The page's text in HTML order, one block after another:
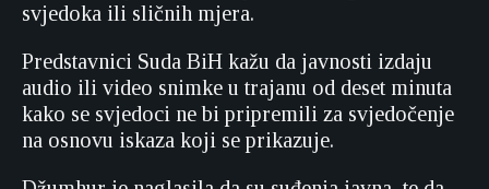
svjedoka ili sličnih mjera.
Predstavnici Suda BiH kažu da javnosti izdaju
audio ili video snimke u trajanu od deset minuta
kako se svjedoci ne bi pripremili za svjedočenje
na osnovu iskaza koji se prikazuje.